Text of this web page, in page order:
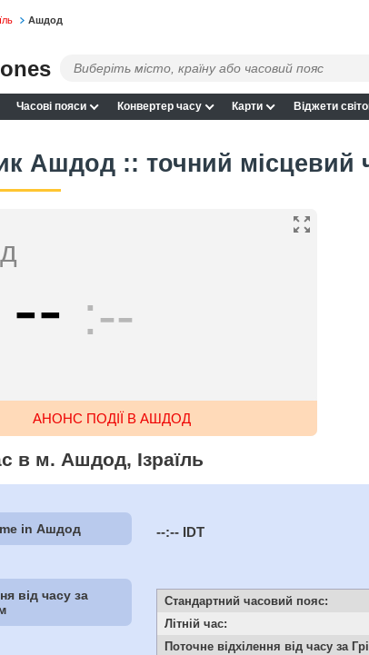
Ашдод
Часові пояси Конвертер часу Карти Віджети
Ашдод :: точний місцевий
-- --
АНОНС ПОДІЇ В АШДОД
в м. Ашдод, Ізраїль
in Ашдод --:-- IDT
від часу за
Стандартний часовий пояс:
Літній час:
Поточне відхілення від часу за